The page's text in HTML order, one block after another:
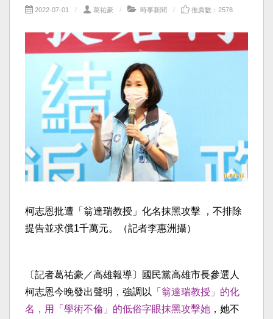
2022-07-01 葛祐豪 時事新聞 推薦數：2578
柯志恩批遭「翁達瑞教授」化名抹黑攻擊 ，不排除
提告並求償1千萬元。（記者李惠洲攝）
〔記者葛祐豪／高雄報導〕國民黨高雄市長參選人
柯志恩今晚發出聲明，強調以
「翁達瑞教授」的化
名，用「學術不倫」的低俗字眼抹黑攻擊她 ，她不